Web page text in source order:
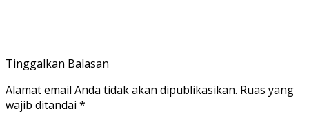
Tinggalkan Balasan
Alamat email Anda tidak akan dipublikasikan. Ruas yang
wajib ditandai *